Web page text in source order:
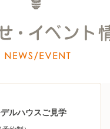
ルハウスご見学